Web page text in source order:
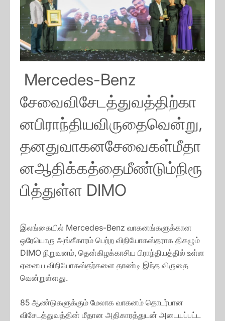
Mercedes-Benz
சேவைவிசேடத்துவத்திற்கா
னபிராந்தியவிருதைவென்று,
தனதுவாகனசேவைகள்மீதா
னஆதிக்கத்தைமீண்டும்நிரூ
பித்துள்ள DIMO
இலங்கையில் Mercedes-Benz வாகனங்களுக்கான
ஒரேயொரு அங்கீகாரம் பெற்ற விநியோகஸ்தராக திகழும்
DIMO நிறுவனம், தென்கிழக்காசிய பிராந்தியத்தில் உள்ள
ஏனைய விநியோகஸ்தர்களை தாண்டி இந்த விருதை
வென்றுள்ளது.
85 ஆண்டுகளுக்கும் மேலாக வாகனம் தொடர்பான
விசேடத்துவத்தின் மீதான அதிகாரத்துடன் அடையப்பட்ட